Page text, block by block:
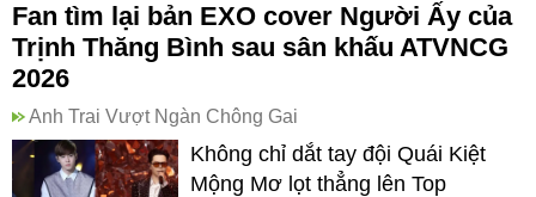
Fan tìm lại bản EXO cover Người Ấy của
Trịnh Thăng Bình sau sân khấu ATVNCG
2026
Anh Trai Vượt Ngàn Chông Gai
Không chỉ dắt tay đội Quái Kiệt
Mộng Mơ lọt thẳng lên Top